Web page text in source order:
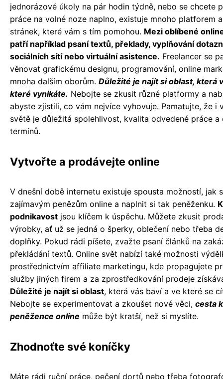
jednorázové úkoly na pár hodin týdně, nebo se chcete
práce na volné noze naplno, existuje mnoho platforem
stránek, které vám s tím pomohou. Mezi oblíbené
patří například psaní textů, překlady, vyplňování
sociálních sítí nebo virtuální asistence. Freelancer se
věnovat grafickému designu, programování, online
mnoha dalším oborům. Důležité je najít si oblast, která
které vynikáte. Nebojte se zkusit různé platformy a
abyste zjistili, co vám nejvíce vyhovuje. Pamatujte, že i
světě je důležitá spolehlivost, kvalita odvedené práce a
termínů.
Vytvořte a prodávejte online
V dnešní době internetu existuje spousta možností, jak
zajímavým penězům online a naplnit si tak peněženku.
podnikavost jsou klíčem k úspěchu. Můžete zkusit
výrobky, ať už se jedná o šperky, oblečení nebo třeba
doplňky. Pokud rádi píšete, zvažte psaní článků na
překládání textů. Online svět nabízí také možnosti
prostřednictvím affiliate marketingu, kde propagujete
služby jiných firem a za zprostředkování prodeje
Důležité je najít si oblast, která vás baví a ve které se
Nebojte se experimentovat a zkoušet nové věci, cesta
peněžence online může být kratší, než si myslíte.
Zhodnoťte své koníčky
Máte rádi ruční práce, pečení dortů nebo třeba